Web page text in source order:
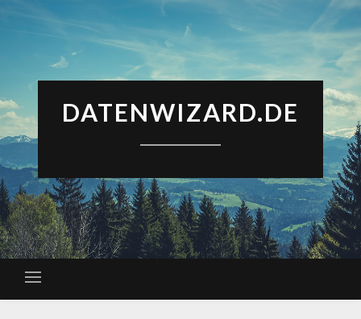
DATENWIZARD.DE